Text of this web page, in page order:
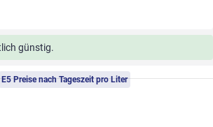
günstig.
E5 Preise nach Tageszeit pro Liter